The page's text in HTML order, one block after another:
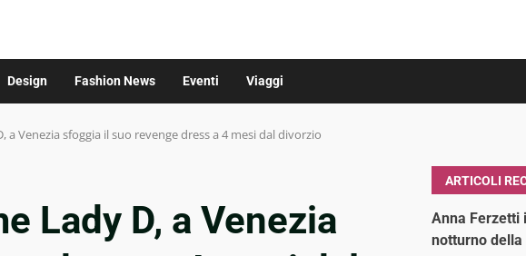
Design Fashion News Eventi Viaggi
a Venezia sfoggia il suo revenge dress a 4 mesi dal divorzio
Lady D, a Venezia
ARTICOLI
Anna Ferzetti
notturno della